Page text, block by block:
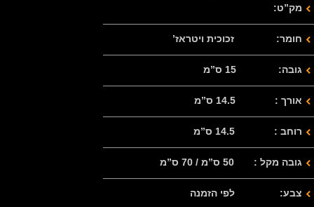
מק”ט:
חומר: זכוכית ויטראז’
גובה: 15 ס”מ
אורך : 14.5 ס”מ
רוחב : 14.5 ס”מ
גובה מקל : 50 ס”מ / 70 ס”מ
צבע: לפי הזמנה